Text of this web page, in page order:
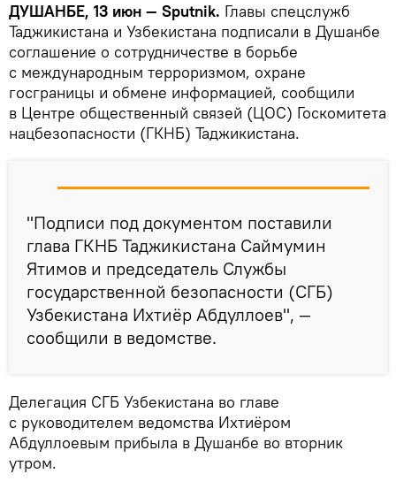
ДУШАНБЕ, 13 июн — Sputnik. Главы спецслужб
Таджикистана и Узбекистана подписали в Душанбе
соглашение о сотрудничестве в борьбе
с международным терроризмом, охране
госграницы и обмене информацией, сообщили
в Центре общественный связей (ЦОС) Госкомитета
нацбезопасности (ГКНБ) Таджикистана.
"Подписи под документом поставили
глава ГКНБ Таджикистана Саймумин
Ятимов и председатель Службы
государственной безопасности (СГБ)
Узбекистана Ихтиёр Абдуллоев", —
сообщили в ведомстве.
Делегация СГБ Узбекистана во главе
с руководителем ведомства Ихтиёром
Абдуллоевым прибыла в Душанбе во вторник
утром.